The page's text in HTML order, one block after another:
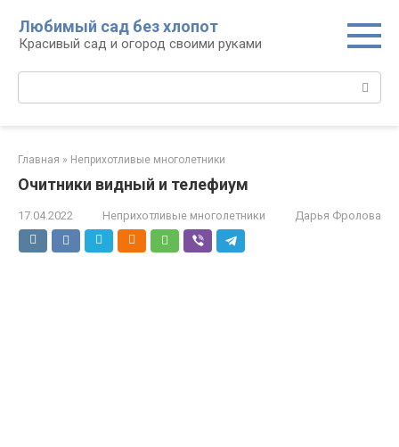
контенту
Любимый сад без хлопот
Красивый сад и огород своими руками
Поиск:
Главная » Неприхотливые многолетники
Очитники видный и телефиум
17.04.2022 Неприхотливые многолетники Дарья Фролова